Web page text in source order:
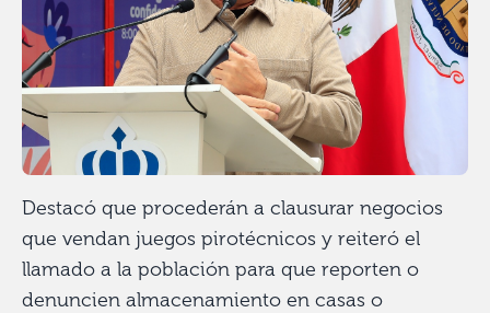
Destacó que procederán a clausurar negocios
que vendan juegos pirotécnicos y reiteró el
llamado a la población para que reporten o
denuncien almacenamiento en casas o